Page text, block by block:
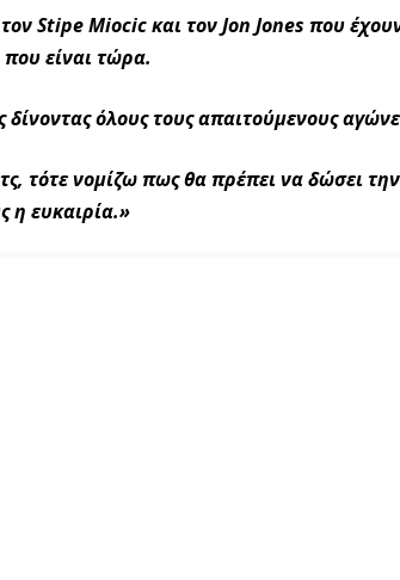
Stipe Miocic και τον Jon Jones που
είναι τώρα.
δίνοντας όλους τους απαιτούμενους
τότε νομίζω πως θα πρέπει να δώσει
η ευκαιρία.»